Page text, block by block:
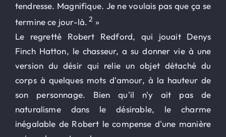
tendresse. Magnifique. Je ne voulais pas que ça se
termine ce jour-là. 2 »
Le regretté Robert Redford, qui jouait Denys
Finch Hatton, le chasseur, a su donner vie à une
version du désir qui relie un objet détaché du
corps à quelques mots d'amour, à la hauteur de
son personnage. Bien qu'il n'y ait pas de
naturalisme dans le désirable, le charme
inégalable de Robert le compense d'une manière